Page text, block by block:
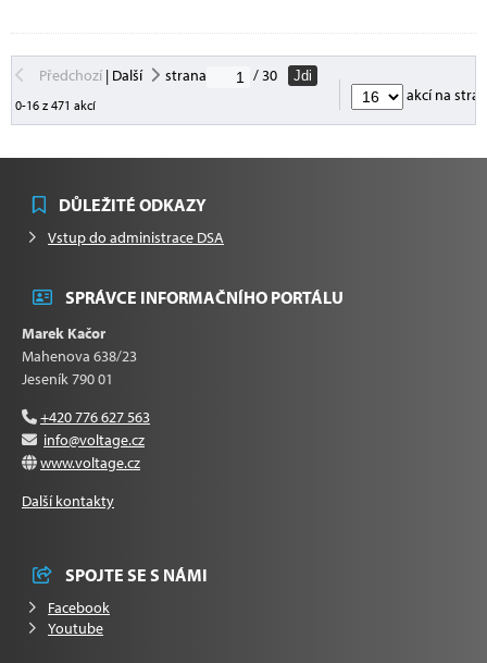
Předchozí| Další strana / 30
Jdi
0-16 z 471 akcí
akcí na
DŮLEŽITÉ ODKAZY
Vstup do administrace DSA
SPRÁVCE INFORMAČNÍHO PORTÁLU
Marek Kačor
Mahenova 638/23
Jeseník 790 01
+420 776 627 563
info@voltage.cz
www.voltage.cz
Další kontakty
SPOJTE SE S NÁMI
Facebook
Youtube